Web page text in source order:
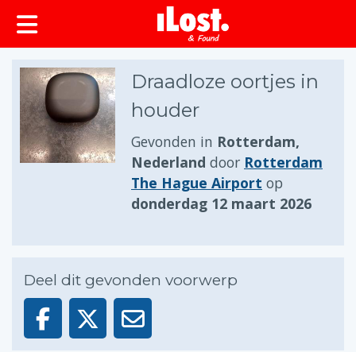
Draadloze oortjes in
houder
Gevonden in Rotterdam,
Nederland door Rotterdam
The Hague Airport op
donderdag 12 maart 2026
Deel dit gevonden voorwerp